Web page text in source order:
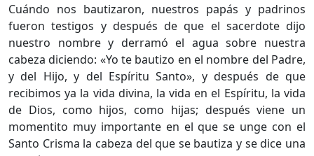
Cuándo nos bautizaron, nuestros papás y padrinos
fueron testigos y después de que el sacerdote dijo
nuestro nombre y derramó el agua sobre nuestra
cabeza diciendo: «Yo te bautizo en el nombre del Padre,
y del Hijo, y del Espíritu Santo», y después de que
recibimos ya la vida divina, la vida en el Espíritu, la vida
de Dios, como hijos, como hijas; después viene un
momentito muy importante en el que se unge con el
Santo Crisma la cabeza del que se bautiza y se dice una